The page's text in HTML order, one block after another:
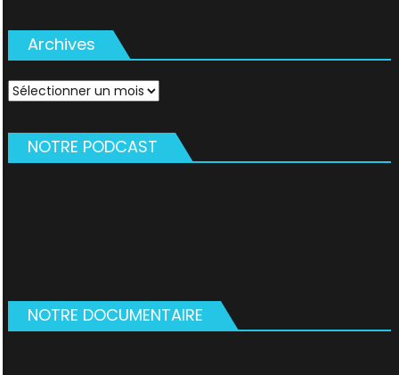
Archives
Archives
NOTRE PODCAST
NOTRE DOCUMENTAIRE